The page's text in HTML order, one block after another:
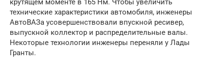
крутящем моменте в 165 Нм. Чтобы увеличить
технические характеристики автомобиля, инженеры
АвтоВАЗа усовершенствовали впускной ресивер,
выпускной коллектор и распределительные валы.
Некоторые технологии инженеры переняли у Лады
Гранты.